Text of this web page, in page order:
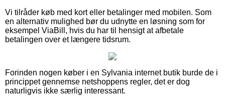
Vi tilråder køb med kort eller betalinger med mobilen. Som
en alternativ mulighed bør du udnytte en løsning som for
eksempel ViaBill, hvis du har til hensigt at afbetale
betalingen over et længere tidsrum.
Forinden nogen køber i en Sylvania internet butik burde de i
princippet gennemse netshoppens regler, det er dog
naturligvis ikke særlig interessant.